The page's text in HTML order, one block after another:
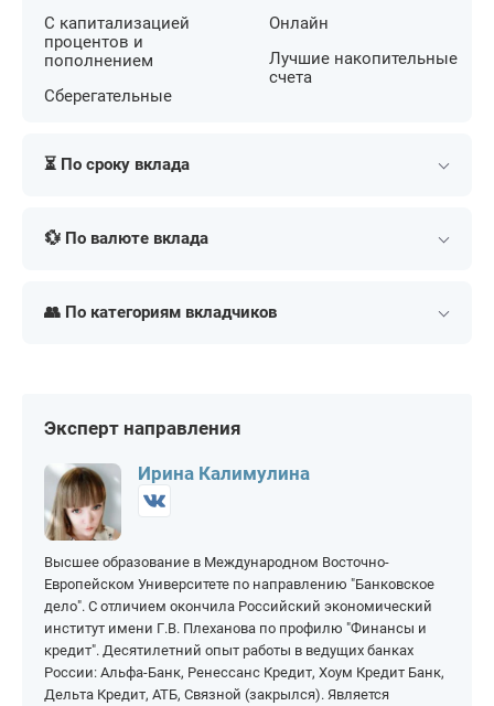
С капитализацией
процентов и
пополнением
Сберегательные
Онлайн
Лучшие накопительные
счета
⏳ По сроку вклада
Долгосрочные
На 3 месяца
На 4 года
💱 По валюте вклада
В рублях
В евро
👥 По категориям вкладчиков
Эксперт направления
Ирина Калимулина
Высшее образование в Международном Восточно-
Европейском Университете по направлению "Банковское
дело". С отличием окончила Российский экономический
институт имени Г.В. Плеханова по профилю "Финансы и
кредит". Десятилетний опыт работы в ведущих банках
России: Альфа-Банк, Ренессанс Кредит, Хоум Кредит Банк,
Дельта Кредит, АТБ, Связной (закрылся). Является